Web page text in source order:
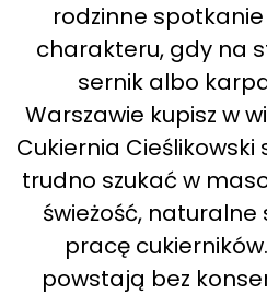
rodzinne
charakteru, gdy na
sernik albo
Warszawie kupisz w
Cukiernia
trudno szukać w
świeżość, naturalne
pracę
powstają bez